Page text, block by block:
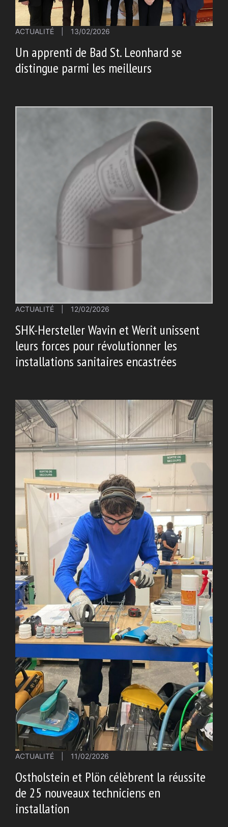
ACTUALITÉ 13/02/2026
Un apprenti de Bad St. Leonhard se
distingue parmi les meilleurs
ACTUALITÉ 12/02/2026
SHK-Hersteller Wavin et Werit unissent
leurs forces pour révolutionner les
installations sanitaires encastrées
ACTUALITÉ 11/02/2026
Ostholstein et Plön célèbrent la réussite
de 25 nouveaux techniciens en
installation